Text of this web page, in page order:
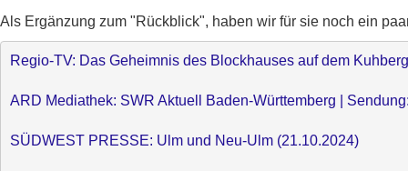
Als Ergänzung zum "Rückblick", haben wir für sie noch ein
Regio-TV: Das Geheimnis des Blockhauses auf dem
ARD Mediathek: SWR Aktuell Baden-Württemberg |
SÜDWEST PRESSE: Ulm und Neu-Ulm (21.10.2024)